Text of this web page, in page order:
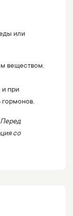
или
веществом.
и при
гормонов.
Перед
со